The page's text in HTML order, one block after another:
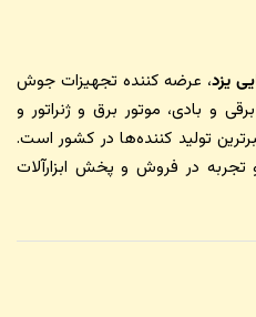
یزد، عرضه کننده تجهیزات جوش
و بادی، موتور برق و ژنراتور و
تولید کننده‌ها در کشور است.
در فروش و پخش ابزارآلات